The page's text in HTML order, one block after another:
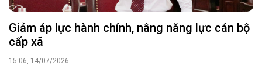
Giảm áp lực hành chính, nâng năng lực cán bộ
cấp xã
15:06, 14/07/2026